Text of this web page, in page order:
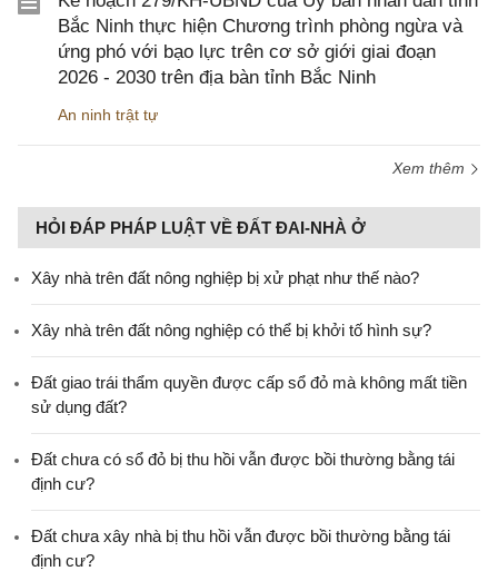
Bắc Ninh thực hiện Chương trình phòng ngừa và
ứng phó với bạo lực trên cơ sở giới giai đoạn
2026 - 2030 trên địa bàn tỉnh Bắc Ninh
An ninh trật tự
Xem thêm
HỎI ĐÁP PHÁP LUẬT VỀ ĐẤT ĐAI-NHÀ Ở
Xây nhà trên đất nông nghiệp bị xử phạt như thế nào?
Xây nhà trên đất nông nghiệp có thể bị khởi tố hình sự?
Đất giao trái thẩm quyền được cấp sổ đỏ mà không mất tiền
sử dụng đất?
Đất chưa có sổ đỏ bị thu hồi vẫn được bồi thường bằng tái
định cư?
Đất chưa xây nhà bị thu hồi vẫn được bồi thường bằng tái
định cư?